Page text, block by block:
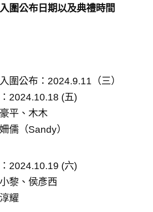
圍公布日期以及典禮時間
圍公布：2024.9.11（三）
2024.10.18 (五)
平、木木
儒（Sandy）
2024.10.19 (六)
黎、侯彥西
耀